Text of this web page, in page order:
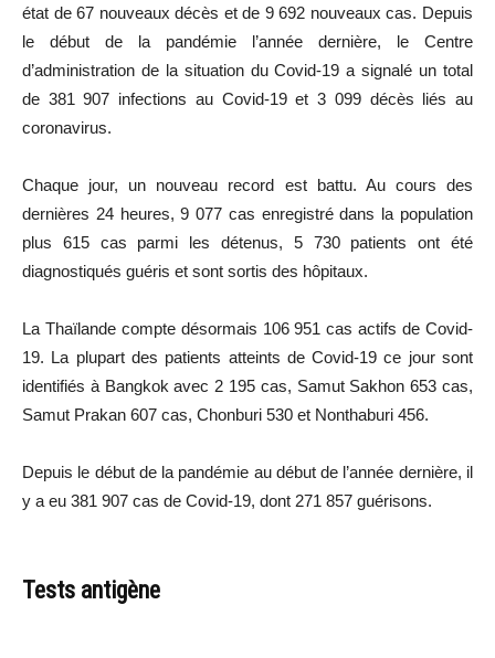
état de 67 nouveaux décès et de 9 692 nouveaux cas. Depuis
le début de la pandémie l’année dernière, le Centre
d’administration de la situation du Covid-19 a signalé un total
de 381 907 infections au Covid-19 et 3 099 décès liés au
coronavirus.
Chaque jour, un nouveau record est battu. Au cours des
dernières 24 heures, 9 077 cas enregistré dans la population
plus 615 cas parmi les détenus, 5 730 patients ont été
diagnostiqués guéris et sont sortis des hôpitaux.
La Thaïlande compte désormais 106 951 cas actifs de Covid-
19. La plupart des patients atteints de Covid-19 ce jour sont
identifiés à Bangkok avec 2 195 cas, Samut Sakhon 653 cas,
Samut Prakan 607 cas, Chonburi 530 et Nonthaburi 456.
Depuis le début de la pandémie au début de l’année dernière, il
y a eu 381 907 cas de Covid-19, dont 271 857 guérisons.
Tests antigène